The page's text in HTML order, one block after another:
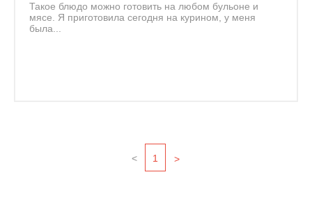
Такое блюдо можно готовить на любом бульоне и
мясе. Я приготовила сегодня на курином, у меня
была...
< 1 >